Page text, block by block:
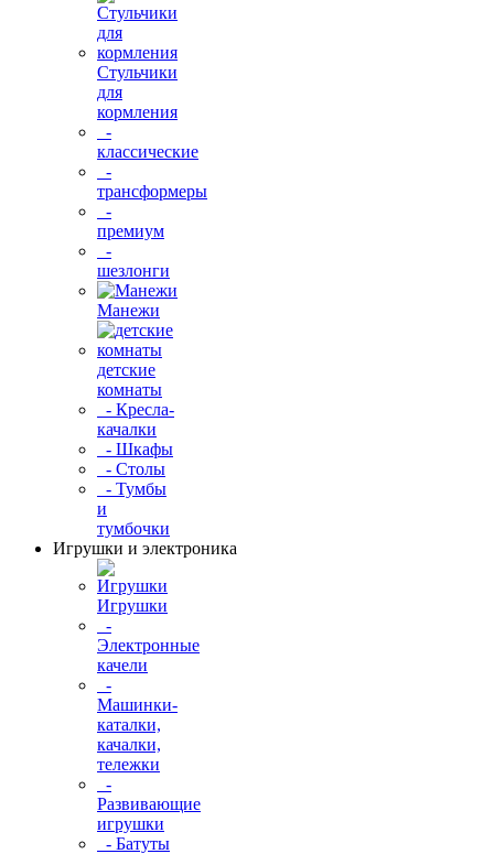
Стульчики
для
кормления
-
классические
-
трансформеры
-
премиум
-
шезлонги
Манежи
детские
комнаты
- Кресла-
качалки
- Шкафы
- Столы
- Тумбы
и
тумбочки
Игрушки и электроника
Игрушки
-
Электронные
качели
-
Машинки-
каталки,
качалки,
тележки
-
Развивающие
игрушки
- Батуты